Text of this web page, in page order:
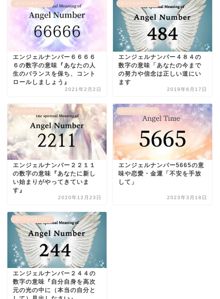
エンジェルナンバー
エンジェルナンバー６６６６
６の数字の意味『あなたの人
生のバランスを保ち、コント
ロールしましょう』
2021年2月2日
エンジェルナンバー
エンジェルナンバー４８４の
数字の意味「あなたの今まで
の努力や信念は正しい道にい
ます
2019年6月17日
エンジェルナンバー
エンジェルナンバー２２１１
の数字の意味『あなたに新し
い始まりがやってきていま
す』
2020年12月23日
エンジェルナンバー
エンジェルナンバー5665の意
味や恋愛・金運「不安を手放
して」
2023年3月18日
エンジェルナンバー
エンジェルナンバー２４４の
数字の意味『自分自身を高次
元の光の中に（本当の自分と